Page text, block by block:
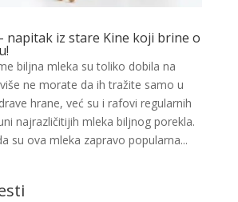
napitak iz stare Kine koji brine o
biljna mleka su toliko dobila na
ne morate da ih tražite samo u
hrane, već su i rafovi regularnih
najrazličitijih mleka biljnog porekla.
su ova mleka zapravo popularna...